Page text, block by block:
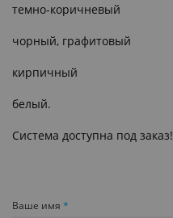
темно-коричневый
чорный, графитовый
кирпичный
белый.
Система доступна под заказ!
Ваше имя *